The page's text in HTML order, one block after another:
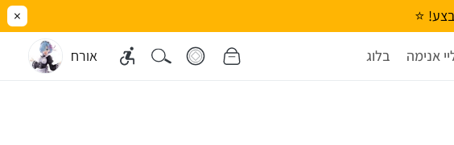
×
אנימה בלוג אורח